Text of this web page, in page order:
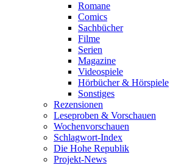
Romane
Comics
Sachbücher
Filme
Serien
Magazine
Videospiele
Hörbücher & Hörspiele
Sonstiges
Rezensionen
Leseproben & Vorschauen
Wochenvorschauen
Schlagwort-Index
Die Hohe Republik
Projekt-News